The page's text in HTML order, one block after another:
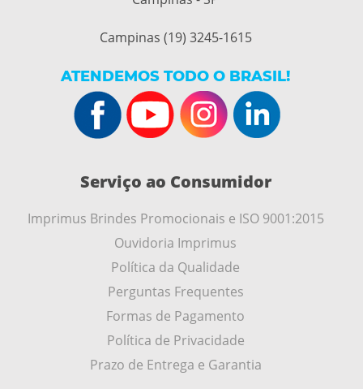
Campinas (19) 3245-1615
ATENDEMOS TODO O BRASIL!
Serviço ao Consumidor
Imprimus Brindes Promocionais e ISO 9001:2015
Ouvidoria Imprimus
Política da Qualidade
Perguntas Frequentes
Formas de Pagamento
Política de Privacidade
Prazo de Entrega e Garantia